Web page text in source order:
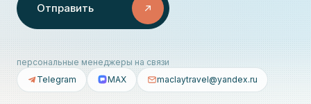
Отправить
персональные менеджеры на связи
Telegram
MAX maclaytravel@yandex.ru